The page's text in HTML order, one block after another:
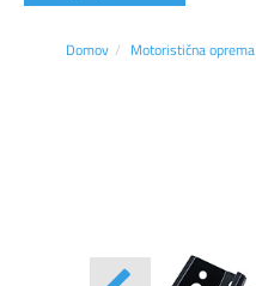
Domov Motoristična oprema